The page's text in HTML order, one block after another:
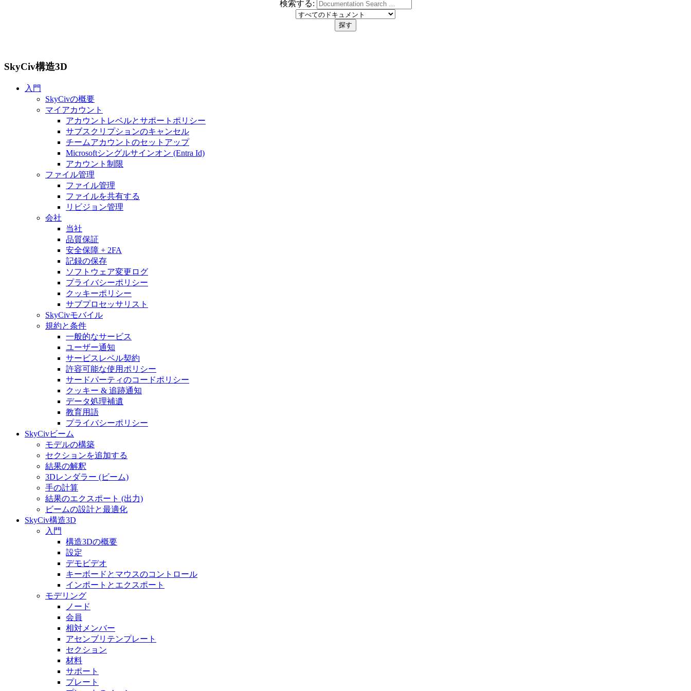
検索する:
SkyCiv構造3D
入門
SkyCivの概要
マイアカウント
アカウントレベルとサポートポリシー
サブスクリプションのキャンセル
チームアカウントのセットアップ
Microsoftシングルサインオン (Entra Id)
アカウント制限
ファイル管理
ファイル管理
ファイルを共有する
リビジョン管理
会社
当社
品質保証
安全保障 + 2FA
記録の保存
ソフトウェア変更ログ
プライバシーポリシー
クッキーポリシー
サブプロセッサリスト
SkyCivモバイル
規約と条件
一般的なサービス
ユーザー通知
サービスレベル契約
許容可能な使用ポリシー
サードパーティのコードポリシー
クッキー & 追跡通知
データ処理補遺
教育用語
プライバシーポリシー
SkyCivビーム
モデルの構築
セクションを追加する
結果の解釈
3Dレンダラー (ビーム)
手の計算
結果のエクスポート (出力)
ビームの設計と最適化
SkyCiv構造3D
入門
構造3Dの概要
設定
デモビデオ
キーボードとマウスのコントロール
インポートとエクスポート
モデリング
ノード
会員
相対メンバー
アセンブリテンプレート
セクション
材料
サポート
プレート